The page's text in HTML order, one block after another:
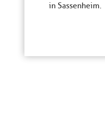
in Sassenheim.